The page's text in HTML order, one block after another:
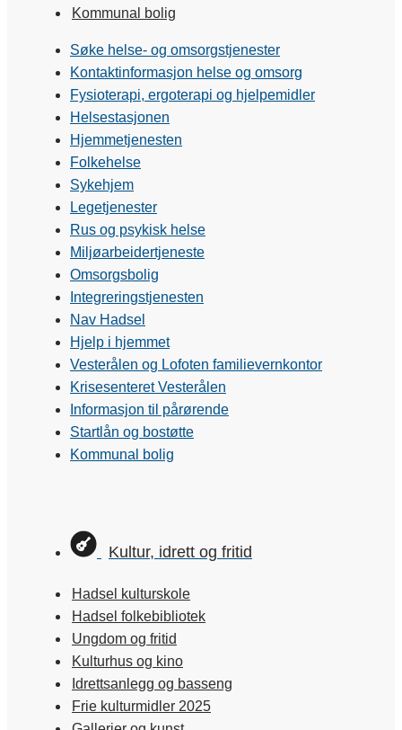
Kommunal bolig
Søke helse- og omsorgstjenester
Kontaktinformasjon helse og omsorg
Fysioterapi, ergoterapi og hjelpemidler
Helsestasjonen
Hjemmetjenesten
Folkehelse
Sykehjem
Legetjenester
Rus og psykisk helse
Miljøarbeidertjeneste
Omsorgsbolig
Integreringstjenesten
Nav Hadsel
Hjelp i hjemmet
Vesterålen og Lofoten familievernkontor
Krisesenteret Vesterålen
Informasjon til pårørende
Startlån og bostøtte
Kommunal bolig
Kultur, idrett og fritid
Hadsel kulturskole
Hadsel folkebibliotek
Ungdom og fritid
Kulturhus og kino
Idrettsanlegg og basseng
Frie kulturmidler 2025